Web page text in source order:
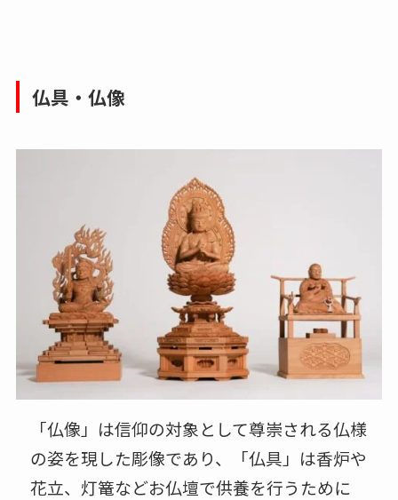
仏具・仏像
「仏像」は信仰の対象として尊崇される仏様
の姿を現した彫像であり、「仏具」は香炉や
花立、灯篭などお仏壇で供養を行うために